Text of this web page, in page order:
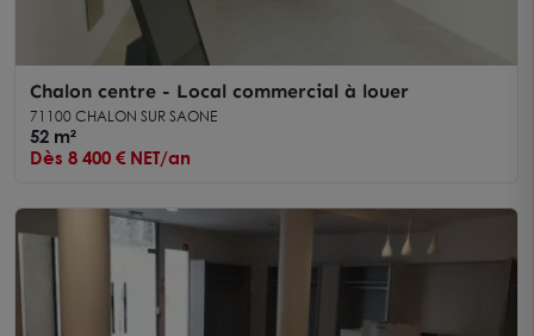
Chalon centre - Local commercial à louer
71100 CHALON SUR SAONE
52 m²
Dès 8 400 € NET/an